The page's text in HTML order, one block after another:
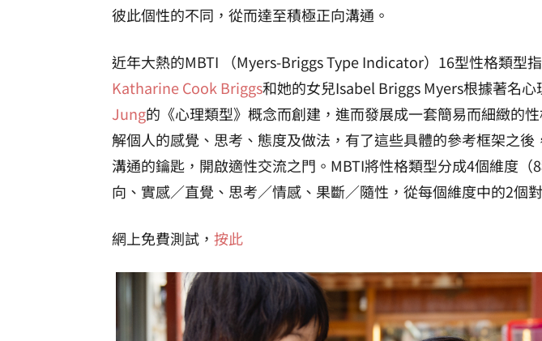
彼此個性的不同，從而達至積極正向溝通。
近年大熱的MBTI （Myers-Briggs Type Indicator）16型性格類型
Katharine Cook Briggs和她的女兒Isabel Briggs Myers根據著名心
Jung的《心理類型》概念而創建，進而發展成一套簡易而細緻的
解個人的感覺、思考、態度及做法，有了這些具體的參考框架之後
溝通的鑰匙，開啟適性交流之門。MBTI將性格類型分成4個維度（
向、實感／直覺、思考／情感、果斷／隨性，從每個維度中的2個
網上免費測試， 按此